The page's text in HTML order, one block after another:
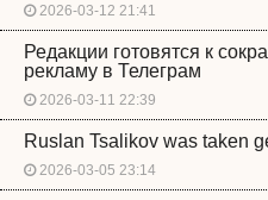
2026-03-12 21:41
Редакции готовятся к
рекламу в Телеграм
2026-03-11 22:39
Ruslan Tsalikov was taken
2026-03-05 23:14